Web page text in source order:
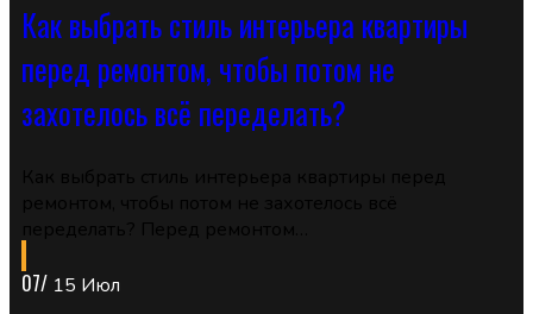
Как выбрать стиль интерьера квартиры
перед ремонтом, чтобы потом не
захотелось всё переделать?
07/ 15 Июл